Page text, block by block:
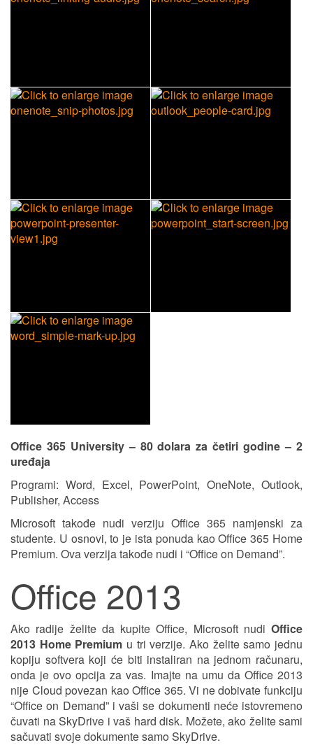
Office 365 University – 80 dolara za četiri godine – 2
uređaja
Programi: Word, Excel, PowerPoint, OneNote, Outlook,
Publisher, Access
Microsoft takođe nudi verziju Office 365 namjenski za
studente. U osnovi, to je ista ponuda kao Office 365 Home
Premium. Ova verzija takođe nudi i “Office on Demand”.
Office 2013
Ako radije želite da kupite Office, Microsoft nudi Office
2013 Home Premium u tri verzije. Ako želite samo jednu
kopiju softvera koji će biti instaliran na jednom računaru,
onda je ovo opcija za vas. Imajte na umu da Office 2013
nije Cloud povezan kao Office 365. Vi ne dobivate funkciju
“Office on Demand” i vaši se dokumenti neće istovremeno
čuvati na SkyDrive i vaš hard disk. Možete, ako želite sami
sačuvati svoje dokumente samo SkyDrive.